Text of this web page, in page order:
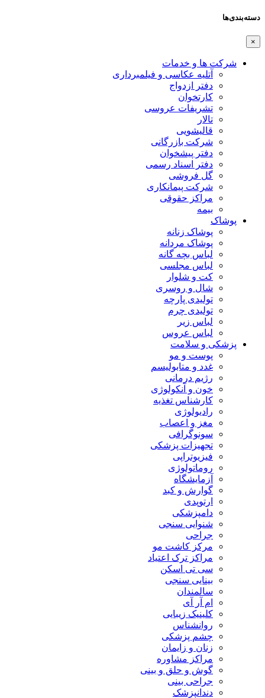
دسته‌بندی‌ها
×
شرکت ها و خدمات
آتلیه عکاسی و فیلمبرداری
دفتر ازدواج
کارتخوان
تشریفات عروسی
تالار
قالیشویی
شرکت بازرگانی
دفتر پیشخوان
دفتر اسناد رسمی
گل فروشی
شرکت پیمانکاری
مراکز حقوقی
بیمه
پوشاک
پوشاک زنانه
پوشاک مردانه
لباس بچه گانه
لباس مجلسی
کت و شلوار
شال و روسری
تولیدی پارچه
تولیدی چرم
لباس زیر
لباس عروس
پزشکی و سلامت
پوست و مو
غدد و متابولیسم
رژیم درمانی
خون و آنکولوژی
کارشناس تغذیه
رادیولوژی
مغز و اعصاب
سونوگرافی
تجهیزات پزشکی
فیزیوتراپی
روماتولوژی
آزمایشگاه
گوارش و کبد
ارتوپدی
دامپزشکی
شنوایی سنجی
جراحی
مرکز کاشت مو
مراکز ترک اعتیاد
سی تی اسکن
بینایی سنجی
سالمندان
ام آر آی
کلینیک زیبایی
روانشناس
چشم پزشکی
زنان و زایمان
مراکز مشاوره
گوش و حلق و بینی
جراحی بینی
دندانپزشک